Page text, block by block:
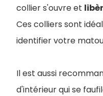
collier s'ouvre et
Ces colliers sont
identifier votre
Il est aussi
d'intérieur qui se